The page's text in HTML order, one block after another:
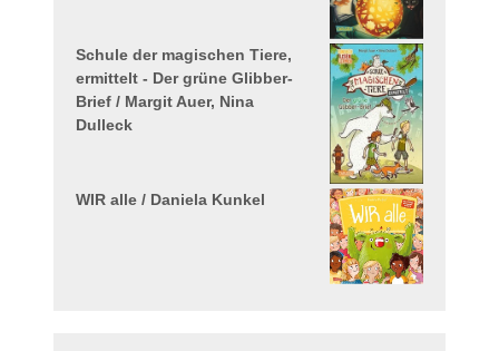
Schule der magischen Tiere,
ermittelt - Der grüne Glibber-
Brief / Margit Auer, Nina
Dulleck
WIR alle / Daniela Kunkel